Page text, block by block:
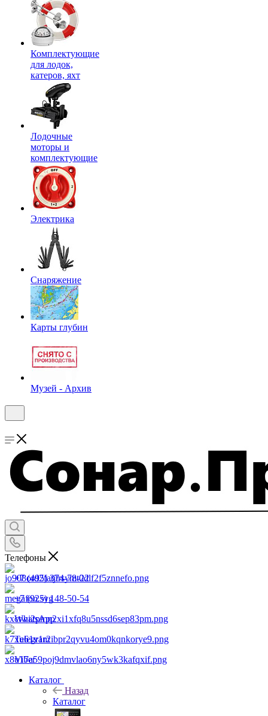
Комплектующие
для лодок,
катеров, яхт
Лодочные
моторы и
комплектующие
Электрика
Снаряжение
Карты глубин
Музей - Архив
Телефоны
+7 (495) 374-78-22
+7 (925) 148-50-54
WhatsApp
Telegram
Viber
Каталог
Назад
Каталог